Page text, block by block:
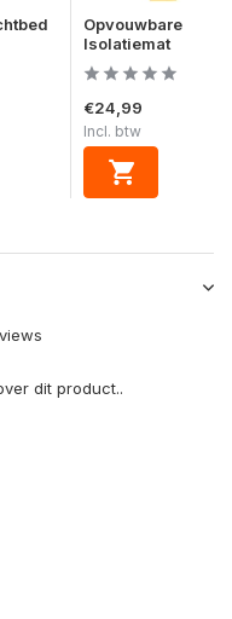
Opvouwbare
Isolatiemat
€24,99
Incl. btw
dit product..